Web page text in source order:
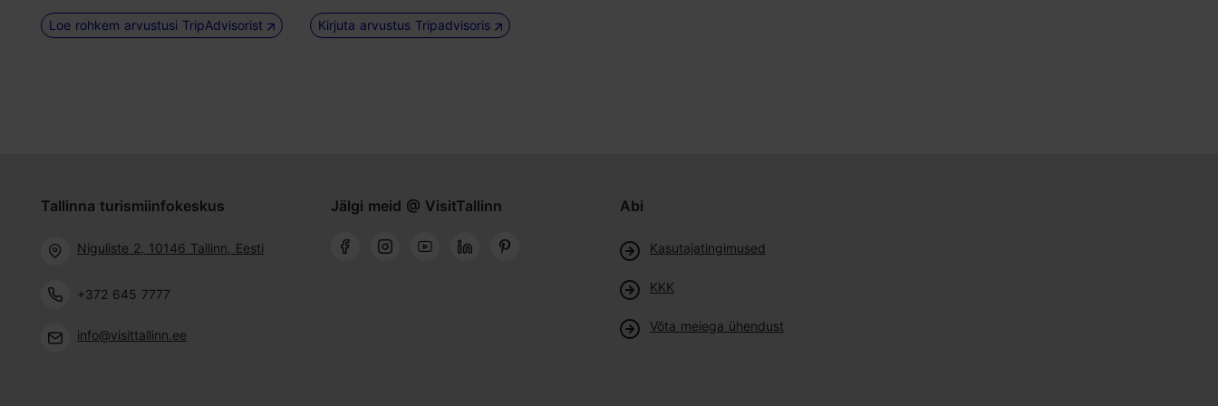
Loe rohkem arvustusi TripAdvisorist Kirjuta arvustus Tripadvisoris
Tallinna turismiinfokeskus
Niguliste 2, 10146 Tallinn, Eesti
+372 645 7777
info@visittallinn.ee
Jälgi meid @ VisitTallinn Abi
Kasutajatingimused
KKK
Võta meiega ühendust